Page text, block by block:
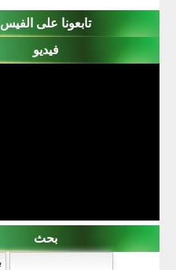
تابعونا على الفيس
فيديو
بحث